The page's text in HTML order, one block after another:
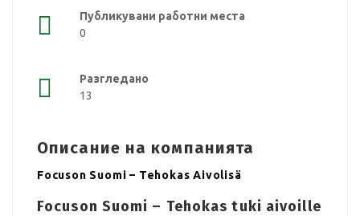
Публикувани работни места
0
Разгледано
13
Описание на компанията
Focuson Suomi – Tehokas Aivolisä
Focuson Suomi – Tehokas tuki aivoille